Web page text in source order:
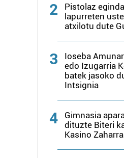
2
Pistolaz
lapurreten
atxilotu dute
3
Ioseba
edo Izugarria
batek jasoko
Intsignia
4
Gimnasia
dituzte Biteri
Kasino